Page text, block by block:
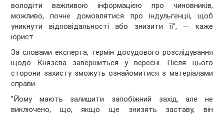
володіти важливою інформацією про чиновників,
можливо, почне домовлятися про індульгенції, щоб
уникнути відповідальності або знизити її", — каже
юрист.
За словами експерта, термін досудового розслідування
щодо Князєва завершиться у вересні. Після цього
сторони захисту зможуть ознайомитися з матеріалами
справи.
"Йому мають залишити запобіжний захід, але не
виключено, що, якщо ще знизять заставу, він